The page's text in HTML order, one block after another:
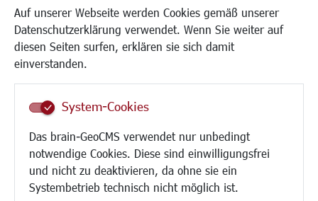
Auf unserer Webseite werden Cookies gemäß unserer
Datenschutzerklärung verwendet. Wenn Sie weiter auf
diesen Seiten surfen, erklären sie sich damit
einverstanden.
System-Cookies
Das brain-GeoCMS verwendet nur unbedingt
notwendige Cookies. Diese sind einwilligungsfrei
und nicht zu deaktivieren, da ohne sie ein
Systembetrieb technisch nicht möglich ist.
Kinderbetreuung
Kinder und Jugend
Institutionen für Familien
Frauen
Schule
Demokratie leben
Ukrainehilfe
Hilfe für Geflüchtete
Religion